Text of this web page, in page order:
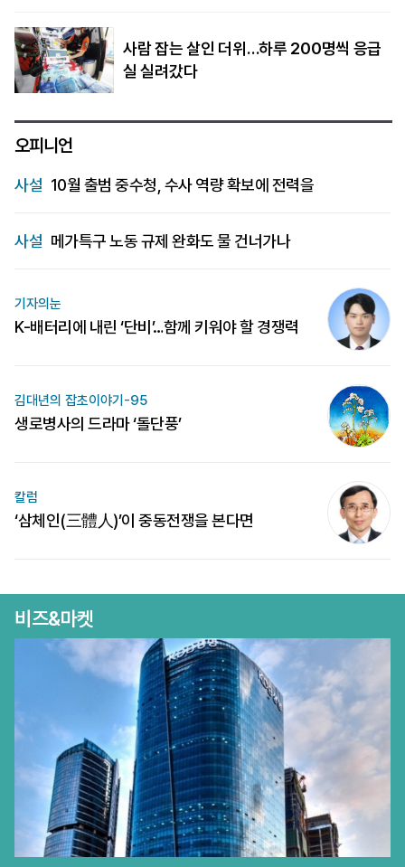
사람 잡는 살인 더위…하루 200명씩 응급
실 실려갔다
오피니언
사설 10월 출범 중수청, 수사 역량 확보에 전력을
사설 메가특구 노동 규제 완화도 물 건너가나
기자의눈
K-배터리에 내린 ‘단비’…함께 키워야 할 경쟁력
김대년의 잡초이야기-95
생로병사의 드라마 ‘돌단풍’
칼럼
‘삼체인(三體人)’이 중동전쟁을 본다면
비즈&마켓